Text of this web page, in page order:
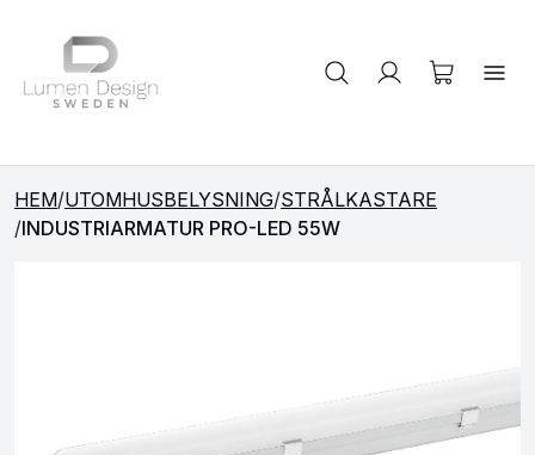
Sök på produkter
HEM/UTOMHUSBELYSNING/STRÅLKASTARE
/INDUSTRIARMATUR PRO-LED 55W